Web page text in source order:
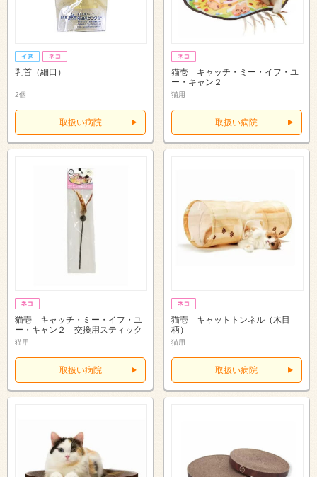
乳首（細口）
2個
取扱い病院
猫壱 キャッチ・ミー・イフ・ユ
ー・キャン２
猫用
取扱い病院
猫壱 キャッチ・ミー・イフ・ユ
ー・キャン２ 交換用スティック
猫用
取扱い病院
猫壱 キャットトンネル（木目
柄）
猫用
取扱い病院